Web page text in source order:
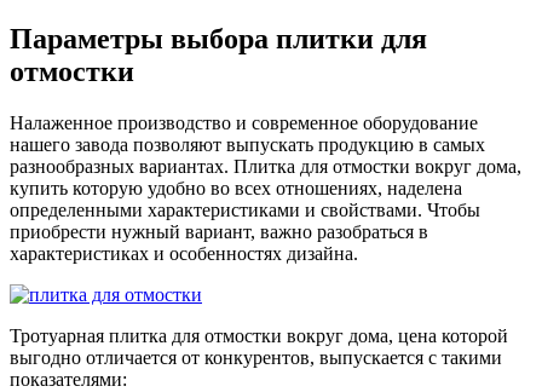
Параметры выбора плитки для
отмостки
Налаженное производство и современное оборудование
нашего завода позволяют выпускать продукцию в самых
разнообразных вариантах. Плитка для отмостки вокруг дома,
купить которую удобно во всех отношениях, наделена
определенными характеристиками и свойствами. Чтобы
приобрести нужный вариант, важно разобраться в
характеристиках и особенностях дизайна.
Тротуарная плитка для отмостки вокруг дома, цена которой
выгодно отличается от конкурентов, выпускается с такими
показателями: